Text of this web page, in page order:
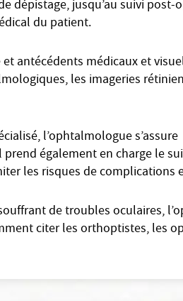
dépistage, jusqu’au suivi
du patient.
antécédents médicaux et
les imageries
l’ophtalmologue
également en charge le
les risques de
de troubles oculaires,
citer les orthoptistes, les